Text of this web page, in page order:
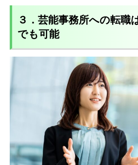
３．芸能事務所への転職
でも可能